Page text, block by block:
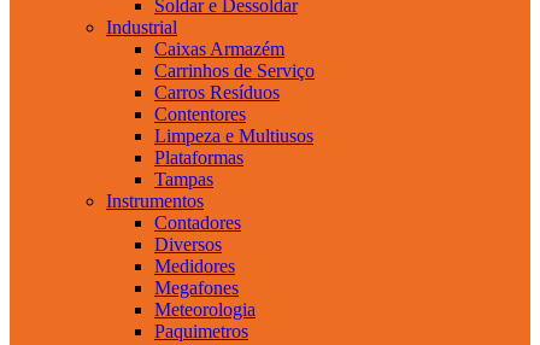
Soldar e Dessoldar
Industrial
Caixas Armazém
Carrinhos de Serviço
Carros Resíduos
Contentores
Limpeza e Multiusos
Plataformas
Tampas
Instrumentos
Contadores
Diversos
Medidores
Megafones
Meteorologia
Paquimetros